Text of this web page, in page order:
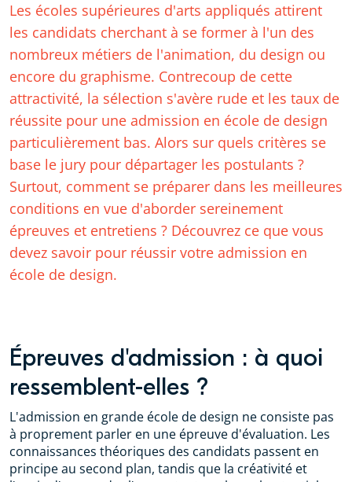
Les écoles supérieures d'arts appliqués attirent
les candidats cherchant à se former à l'un des
nombreux métiers de l'animation, du design ou
encore du graphisme. Contrecoup de cette
attractivité, la sélection s'avère rude et les taux de
réussite pour une admission en école de design
particulièrement bas. Alors sur quels critères se
base le jury pour départager les postulants ?
Surtout, comment se préparer dans les meilleures
conditions en vue d'aborder sereinement
épreuves et entretiens ? Découvrez ce que vous
devez savoir pour réussir votre admission en
école de design.
Épreuves d'admission : à quoi
ressemblent-elles ?
L'admission en grande école de design ne consiste pas
à proprement parler en une épreuve d'évaluation. Les
connaissances théoriques des candidats passent en
principe au second plan, tandis que la créativité et